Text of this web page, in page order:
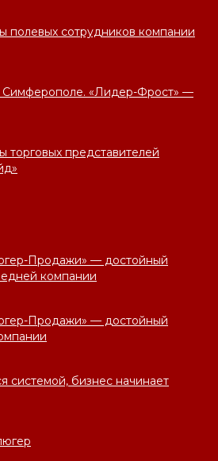
полевых сотрудников компании
«Лидер-Фрост» —
торговых представителей
Продажи» — достойный
компании
Продажи» — достойный
системой, бизнес начинает